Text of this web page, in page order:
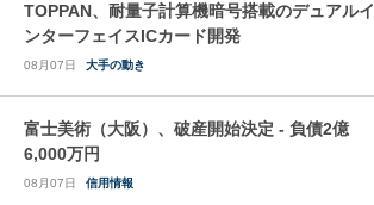
TOPPAN、耐量子計算機暗号搭載のデュアルイ
ンターフェイスICカード開発
08月07日 大手の動き
富士美術（大阪）、破産開始決定 - 負債2億
6,000万円
08月07日 信用情報